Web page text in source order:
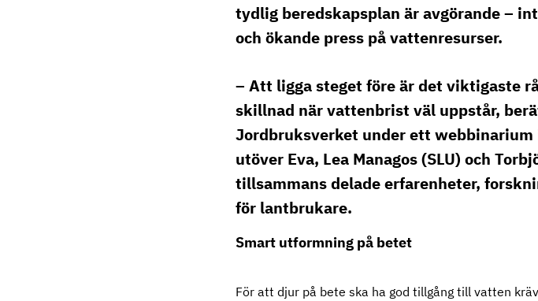
tydlig beredskapsplan är avgörande –
och ökande press på vattenresurser.
– Att ligga steget före är det viktigaste
skillnad när vattenbrist väl uppstår,
Jordbruksverket under ett webbinarium
utöver Eva, Lea Managos (SLU) och
tillsammans delade erfarenheter,
för lantbrukare.
Smart utformning på betet
För att djur på bete ska ha god tillgång till vatten